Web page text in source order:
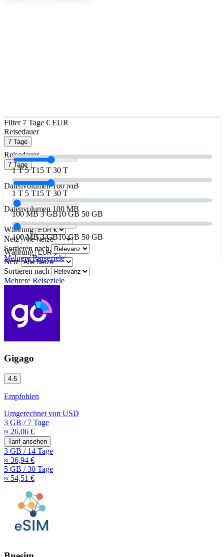
Filter 7 Tage € EUR
Reisedauer
7 Tage
1 T 5 T15 T 30 T
Datenvolumen 100 MB
100 MB 3 GB10 GB 50 GB
Währung
Netz
Sortieren nach
Mehrere Reiseziele
Reisedauer
7 Tage
1 T 5 T15 T 30 T
Datenvolumen 100 MB
100 MB 3 GB10 GB 50 GB
Währung
Netz
Sortieren nach
Mehrere Reiseziele
Gigago
4.5
Empfohlen
Umgerechnet von USD
3 GB /7 Tage
≈ 26,06 €
Tarif ansehen
3 GB /14 Tage
≈ 36,94 €
5 GB /30 Tage
≈ 54,51 €